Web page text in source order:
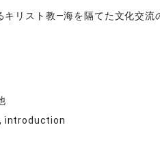
キリスト教―海を隔てた文化交流
introduction